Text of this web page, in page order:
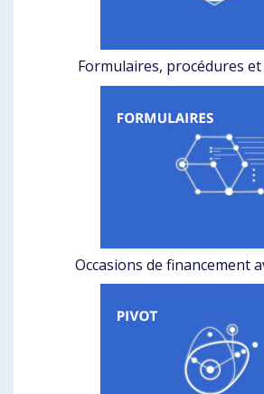
Formulaires, procédures
Occasions de financement